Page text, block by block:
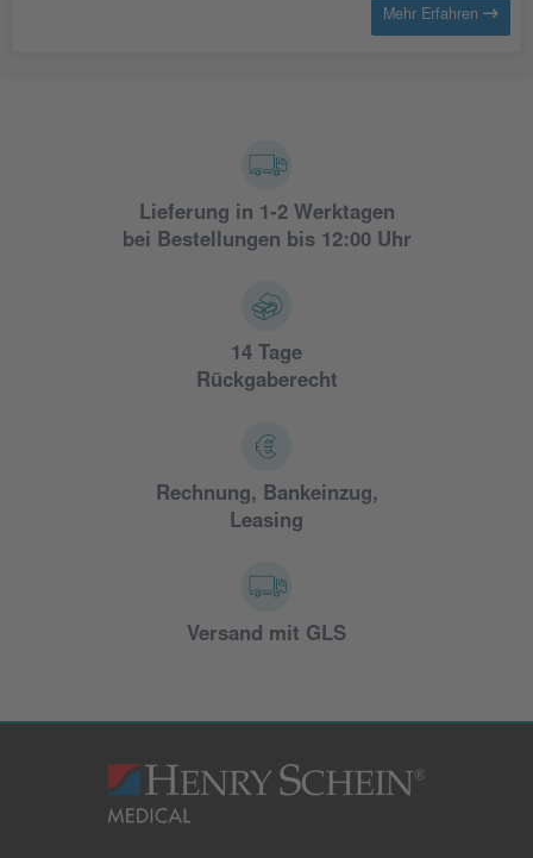
Mehr Erfahren
Lieferung in 1-2 Werktagen
bei Bestellungen bis 12:00 Uhr
14 Tage
Rückgaberecht
Rechnung, Bankeinzug,
Leasing
Versand mit GLS